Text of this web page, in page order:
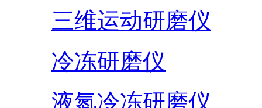
三维运动研磨仪
冷冻研磨仪
液氮冷冻研磨仪